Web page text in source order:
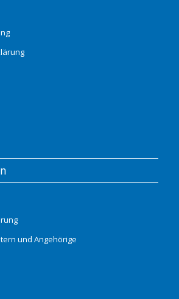
und Angehörige